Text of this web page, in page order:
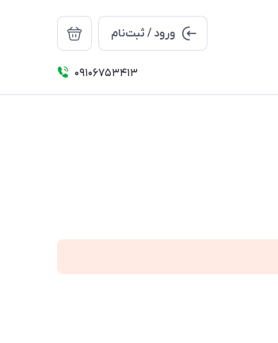
ورود / ثبت‌نام
09106753413